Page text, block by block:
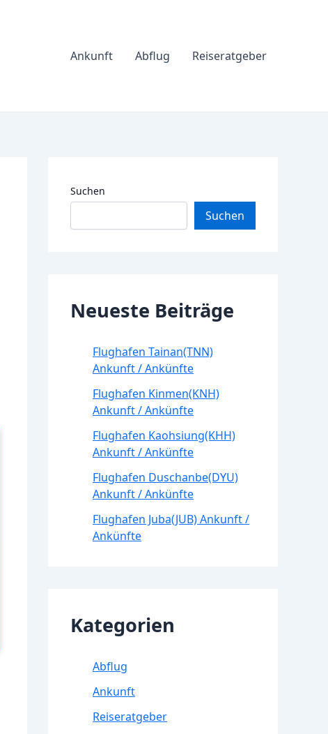
Ankunft Abflug Reiseratgeber
Suchen
Suchen
Neueste Beiträge
Flughafen Tainan(TNN)
Ankunft / Ankünfte
Flughafen Kinmen(KNH)
Ankunft / Ankünfte
Flughafen Kaohsiung(KHH)
Ankunft / Ankünfte
Flughafen Duschanbe(DYU)
Ankunft / Ankünfte
Flughafen Juba(JUB) Ankunft /
Ankünfte
Kategorien
Abflug
Ankunft
Reiseratgeber